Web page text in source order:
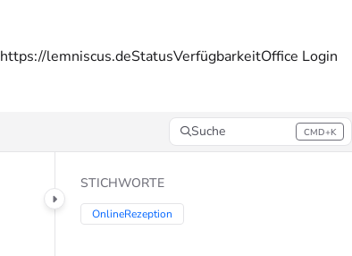
https://lemniscus.deStatusVerfügbarkeitOffice Login
Suche CMD+K
Press CMD+K to open search
STICHWORTE
OnlineRezeption